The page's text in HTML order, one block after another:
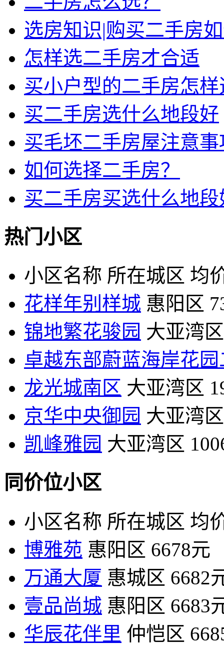
选房知识|购买二手房
怎样选二手房才合适
买小户型的二手房怎样
买二手房选什么地段好
买毛坯二手房屋注意事
如何选择二手房？
买二手房买选什么地段
热门小区
小区名称 所在城区 均
花样年别样城 惠阳区
锦地繁花骏园 大亚湾区
卓越东部蔚蓝海岸花园
龙光城南区 大亚湾区
京华中央御园 大亚湾区
凯峰雅园 大亚湾区
同价位小区
小区名称 所在城区 均
博雅苑 惠阳区 6678元
万通大厦 惠城区 6682
壹品尚城 惠阳区 6683
华辰花伴里 仲恺区